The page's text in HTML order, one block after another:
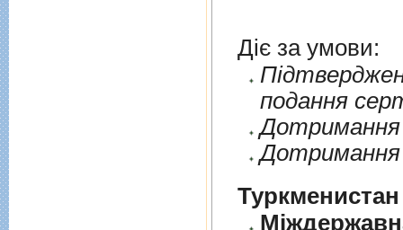
Діє за умови:
подання
Дотримання
Дотримання
Туркменистан